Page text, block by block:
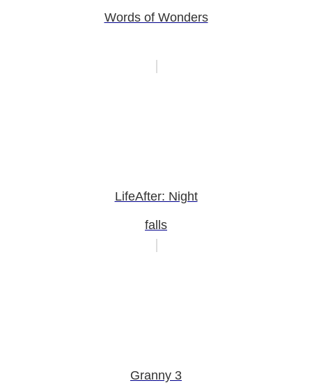
Words of Wonders
LifeAfter: Night
falls
Granny 3